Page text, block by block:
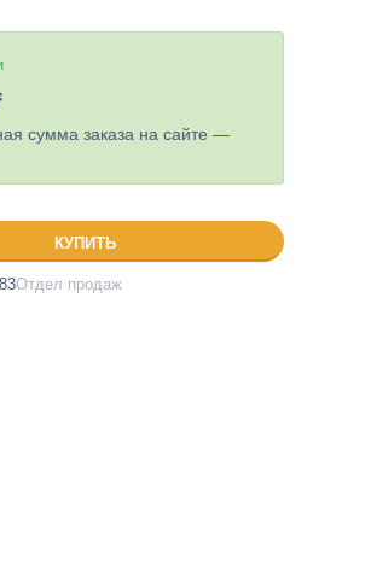
сумма заказа на сайте —
КУПИТЬ
Отдел продаж